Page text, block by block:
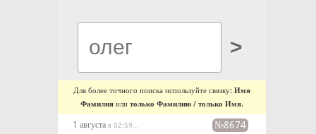
Для более точного поиска используйте связку: Имя
Фамилияили только Фамилию/ только Имя.
1 августа №8674